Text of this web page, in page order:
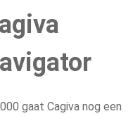
gaat Cagiva nog een